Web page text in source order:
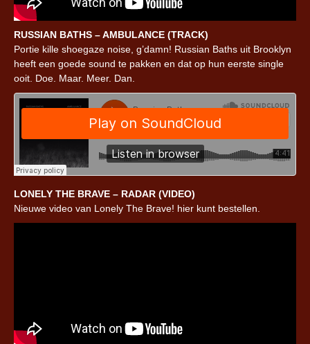
RUSSIAN BATHS – AMBULANCE (TRACK)
Portie kille shoegaze noise, g’damn! Russian Baths uit Brooklyn
heeft een goede sound te pakken en dat op hun eerste single
ooit. Doe. Maar. Meer. Dan.
LONELY THE BRAVE – RADAR (VIDEO)
Nieuwe video van Lonely The Brave! hier kunt bestellen.